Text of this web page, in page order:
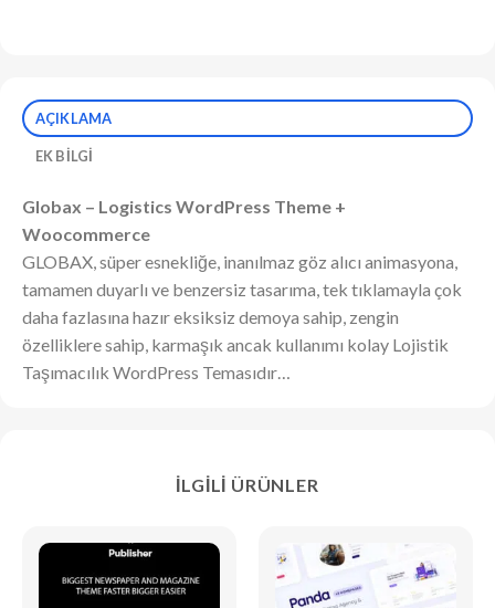
AÇIKLAMA
EK BILGI
Globax – Logistics WordPress Theme +
Woocommerce
GLOBAX, süper esnekliğe, inanılmaz göz alıcı animasyona,
tamamen duyarlı ve benzersiz tasarıma, tek tıklamayla çok
daha fazlasına hazır eksiksiz demoya sahip, zengin
özelliklere sahip, karmaşık ancak kullanımı kolay Lojistik
Taşımacılık WordPress Temasıdır…
İLGILI ÜRÜNLER